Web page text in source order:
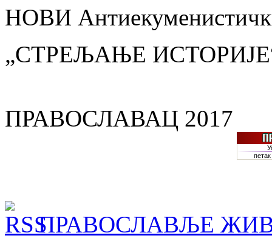
НОВИ
„СТРЕЉАЊЕ
ПРАВОСЛАВАЦ 2017
ПРАВОСЛАВЉЕ